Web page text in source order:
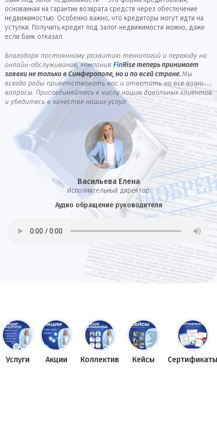
основанная на гарантии возврата средств через обеспечение
недвижимостью. Особенно важно, что кредиторы могут идти на
уступки. Получить кредит под залог недвижимости можно, даже
если банк отказал.
Благодаря постоянному развитию технологий и переходу на
онлайн-обслуживание, компания FinRise теперь принимает
заявки не только в Симферополе, но и по всей стране. Мы
всегда рады приветствовать вас и ответить на все ваши
вопросы. Присоединяйтесь к числу наших довольных клиентов
и убедитесь в качестве наших услуг!
Васильева Елена
И сполнительный директор
Аудио обращение руководителя
Услуги Акции Коллектив Кейсы Сертификаты